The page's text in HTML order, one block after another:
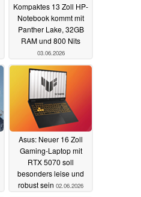
Kompaktes 13 Zoll HP-
Notebook kommt mit
Panther Lake, 32GB
RAM und 800 Nits
03.06.2026
Asus: Neuer 16 Zoll
Gaming-Laptop mit
RTX 5070 soll
besonders leise und
robust sein 02.06.2026